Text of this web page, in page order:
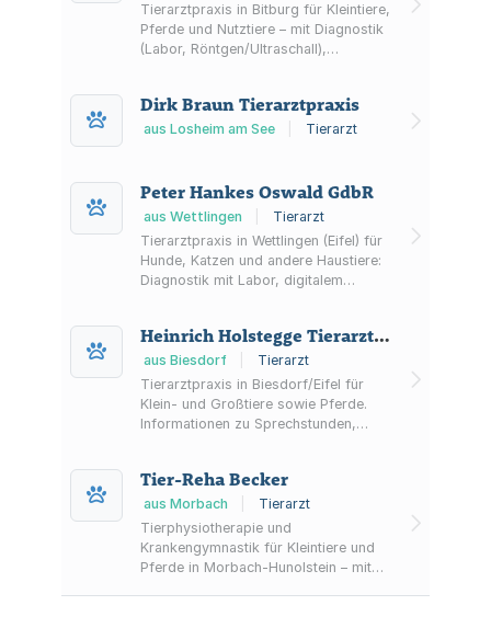
Tierarztpraxis in Bitburg für Kleintiere,
Pferde und Nutztiere – mit Diagnostik
(Labor, Röntgen/Ultraschall),
und Kleintier-Notdienst in der Region.
Dirk Braun Tierarztpraxis
aus Losheim am See Tierarzt
Peter Hankes Oswald GdbR
aus Wettlingen
Tierarzt
Tierarztpraxis in Wettlingen (Eifel) für
Hunde, Katzen und andere Haustiere:
Diagnostik mit Labor, digitalem
Notdienst und Telemedizin.
Heinrich Holstegge Tierarztpraxis
aus Biesdorf
Tierarzt
Tierarztpraxis in Biesdorf/Eifel für
Klein- und Großtiere sowie Pferde.
Informationen zu Sprechstunden,
Impfungen, Chirurgie, Labor und
Bestandsbetreuung.
Tier-Reha Becker
aus Morbach
Tierarzt
Tierphysiotherapie und
Krankengymnastik für Kleintiere und
Pferde in Morbach-Hunolstein – mit